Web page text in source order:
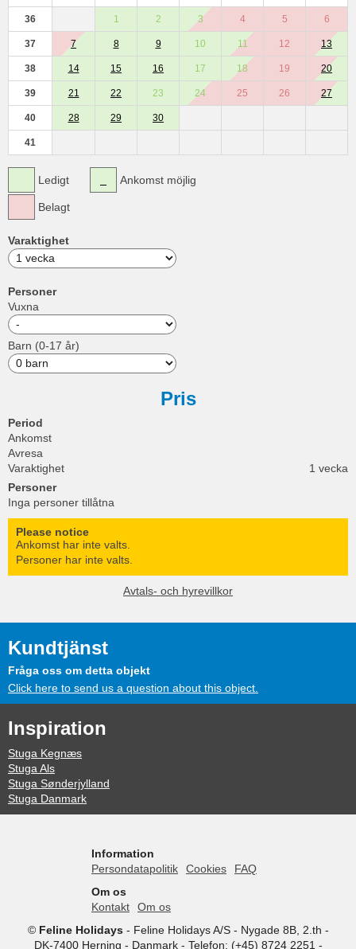
36 1 2 3 4 5 6
37 7 8 9 10 11 12 13
38 14 15 16 17 18 19 20
39 21 22 23 24 25 26 27
40 28 29 30
41
Ledigt
Belagt
Ankomst möjlig
Varaktighet
Personer
Vuxna
Barn (0-17 år)
Pris
Period
Ankomst
Avresa
Varaktighet
1 vecka
Personer
Inga personer tillåtna
Please notice
Ankomst har inte valts.
Personer har inte valts.
Avtals- och hyrevillkor
Kundtjänst
Fråga oss om detta objekt
Click here to send us a question about this object.
Inspiration
Stuga Kegnæs
Stuga Als
Stuga Sønderjylland
Stuga Danmark
Information
Persondatapolitik
Cookies
FAQ
Om os
Kontakt
Om os
© Feline Holidays- Feline Holidays A/S- Nygade 8B, 2.th -
DK-7400 Herning - Danmark - Telefon: (+45) 8724 2251 -